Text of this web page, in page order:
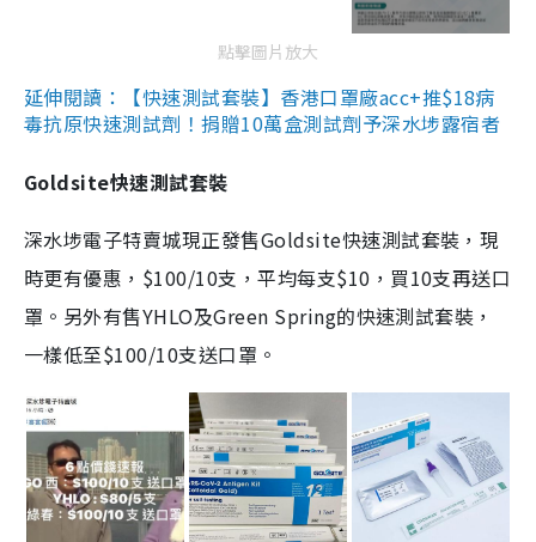
點擊圖片放大
延伸閱讀：【快速測試套裝】香港口罩廠acc+推$18病
毒抗原快速測試劑！捐贈10萬盒測試劑予深水埗露宿者
Goldsite快速測試套裝
深水埗電子特賣城現正發售Goldsite快速測試套裝，現
時更有優惠，$100/10支，平均每支$10，買10支再送口
罩。另外有售YHLO及Green Spring的快速測試套裝，
一樣低至$100/10支送口罩。